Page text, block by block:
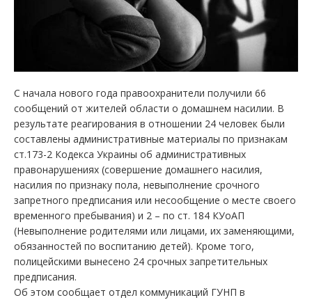
С начала нового года правоохранители получили 66
сообщений от жителей области о домашнем насилии. В
результате реагирования в отношении 24 человек были
составлены административные материалы по признакам
ст.173-2 Кодекса Украины об административных
правонарушениях (совершение домашнего насилия,
насилия по признаку пола, невыполнение срочного
запретного предписания или несообщение о месте своего
временного пребывания) и 2 – по ст. 184 КУоАП
(Невыполнение родителями или лицами, их заменяющими,
обязанностей по воспитанию детей). Кроме того,
полицейскими вынесено 24 срочных запретительных
предписания.
Об этом сообщает отдел коммуникаций ГУНП в